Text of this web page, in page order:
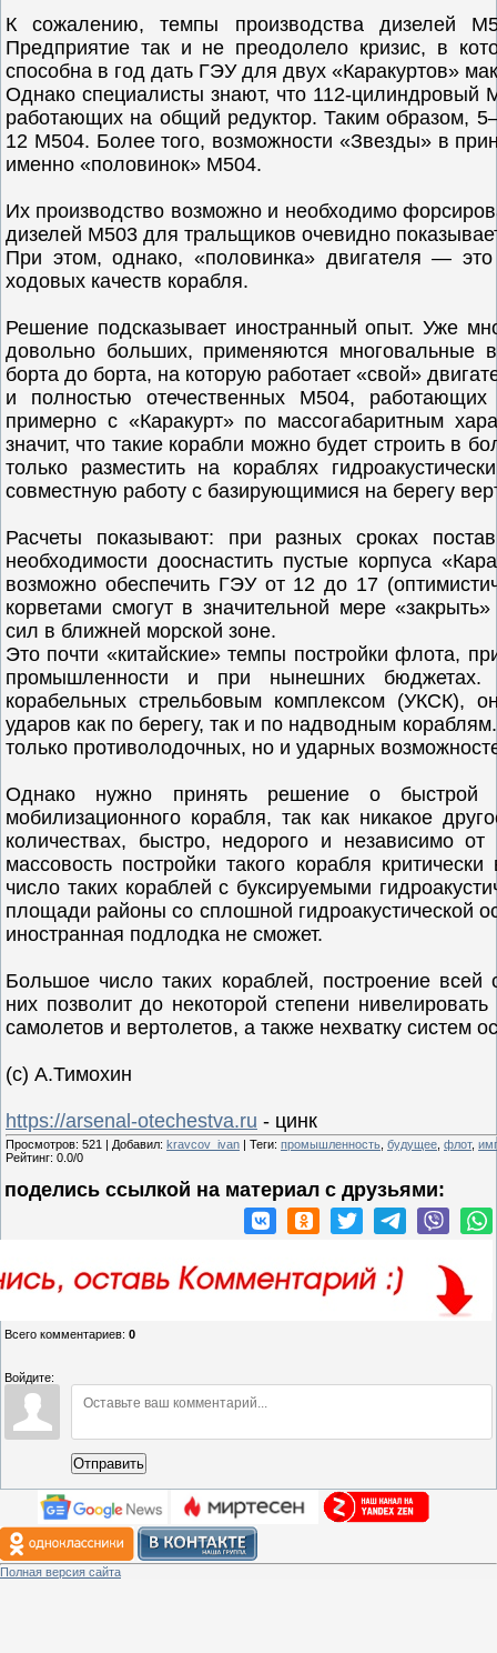
К сожалению, темпы производства дизелей
Предприятие так и не преодолело кризис, в
способна в год дать ГЭУ для двух «Каракуртов»
Однако специалисты знают, что 112-
работающих на общий редуктор. Таким образом,
12 М504. Более того, возможности «Звезды» в
именно «половинок» М504.
Их производство возможно и необходимо
дизелей М503 для тральщиков очевидно
При этом, однако, «половинка» двигателя —
ходовых качеств корабля.
Решение подсказывает иностранный опыт. Уже
довольно больших, применяются многовальные
борта до борта, на которую работает «свой»
и полностью отечественных М504,
примерно с «Каракурт» по массогабаритным
значит, что такие корабли можно будет строить в
только разместить на кораблях
совместную работу с базирующимися на берегу
Расчеты показывают: при разных сроках
необходимости дооснастить пустые корпуса
возможно обеспечить ГЭУ от 12 до 17
корветами смогут в значительной мере
сил в ближней морской зоне.
Это почти «китайские» темпы постройки флота,
промышленности и при нынешних
корабельных стрельбовым комплексом (УКСК),
ударов как по берегу, так и по надводным
только противолодочных, но и ударных
Однако нужно принять решение о быстрой
мобилизационного корабля, так как никакое
количествах, быстро, недорого и независимо
массовость постройки такого корабля
число таких кораблей с буксируемыми
площади районы со сплошной гидроакустической
иностранная подлодка не сможет.
Большое число таких кораблей, построение
них позволит до некоторой степени
самолетов и вертолетов, а также нехватку систем
(с) А.Тимохин
https://arsenal-otechestva.ru - цинк
Просмотров: 521 | Добавил: kravcov_ivan | Теги: промышленность будущее флот,
Рейтинг: 0.0/0
поделись ссылкой на материал c друзьями:
Всего комментариев: 0
Войдите:
Отправить
Полная версия сайта